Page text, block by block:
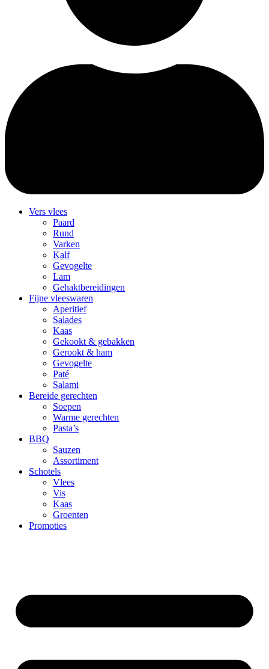
Vers vlees
Paard
Rund
Varken
Kalf
Gevogelte
Lam
Gehaktbereidingen
Fijne vleeswaren
Aperitief
Salades
Kaas
Gekookt & gebakken
Gerookt & ham
Gevogelte
Paté
Salami
Bereide gerechten
Soepen
Warme gerechten
Pasta’s
BBQ
Sauzen
Assortiment
Schotels
Vlees
Vis
Kaas
Groenten
Promoties